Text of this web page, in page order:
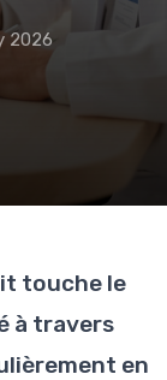
2026
touche le
à travers
en